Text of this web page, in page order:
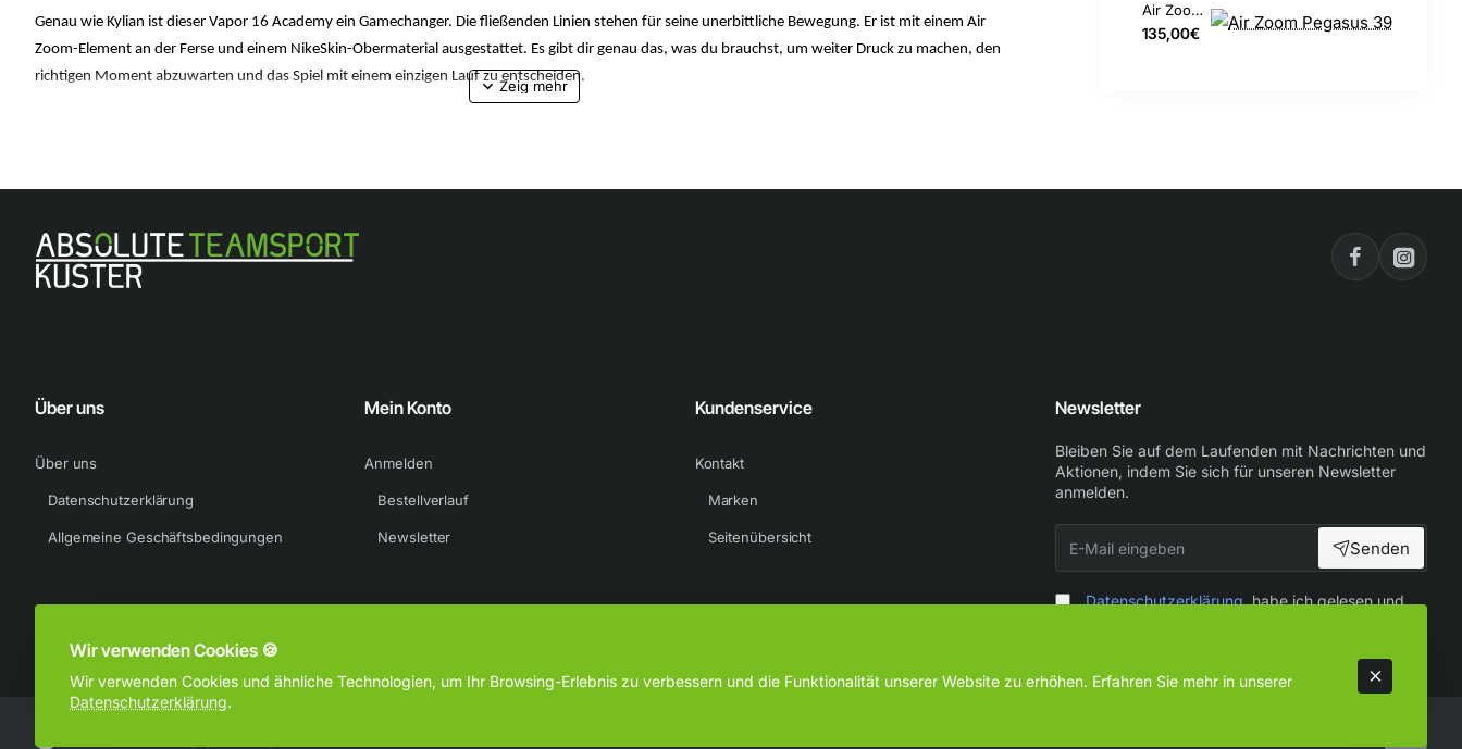
Wir verwenden Cookies 🍪
Wir verwenden Cookies und ähnliche Technologien, um Ihr Browsing-Erlebnis zu verbessern und die Funktionalität unserer Website zu erhöhen. Erfahren Sie mehr in unserer
Datenschutzerklärung.
Genau wie Kylian ist dieser Vapor 16 Academy ein Gamechanger. Die fließenden Linien stehen für seine unerbittliche Bewegung. Er ist mit einem Air
Zoom-Element an der Ferse und einem NikeSkin-Obermaterial ausgestattet. Es gibt dir genau das, was du brauchst, um weiter Druck zu machen, den
richtigen Moment abzuwarten und das Spiel mit einem einzigen Lauf zu entscheiden.
Schnelle Traktion
Die Gummi-Außensohle sorgt für multidirektionale Traktion auf der Straße sowie Hartplätzen und in der Halle.
Für den Einsatz auf Hart- und Hallenplätzen und auf der Straße
Gepolsterte Einlegesohle
Gezeigte Farbe: Melon Tint/Igloo/Neo Turquoise
Air Zoom Pegasus 39
135,00€
Über uns
Über uns
Datenschutzerklärung
Allgemeine Geschäftsbedingungen
Mein Konto
Anmelden
Bestellverlauf
Newsletter
Kundenservice
Kontakt
Marken
Seitenübersicht
Newsletter
Bleiben Sie auf dem Laufenden mit Nachrichten und
Aktionen, indem Sie sich für unseren Newsletter
anmelden.
Mail
Senden
Datenschutzerklärung habe ich gelesen und